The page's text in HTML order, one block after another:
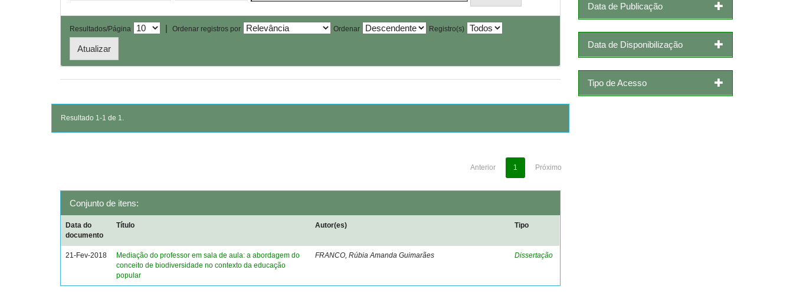
Resultados/Página | Ordenar registros por Ordenar Registro(s)
Resultado 1-1 de 1.
Anterior 1 Próximo
Conjunto de itens:
Data do
documento
Título Autor(es) Tipo
21-Fev-2018
Mediação do professor em sala de aula: a abordagem do
conceito de biodiversidade no contexto da educação
popular
FRANCO, Rúbia Amanda Guimarães Dissertação
Data de Publicação
Data de Disponibilização
Tipo de Acesso